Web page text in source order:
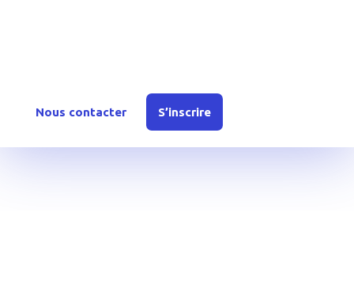
Nous contacter S’inscrire